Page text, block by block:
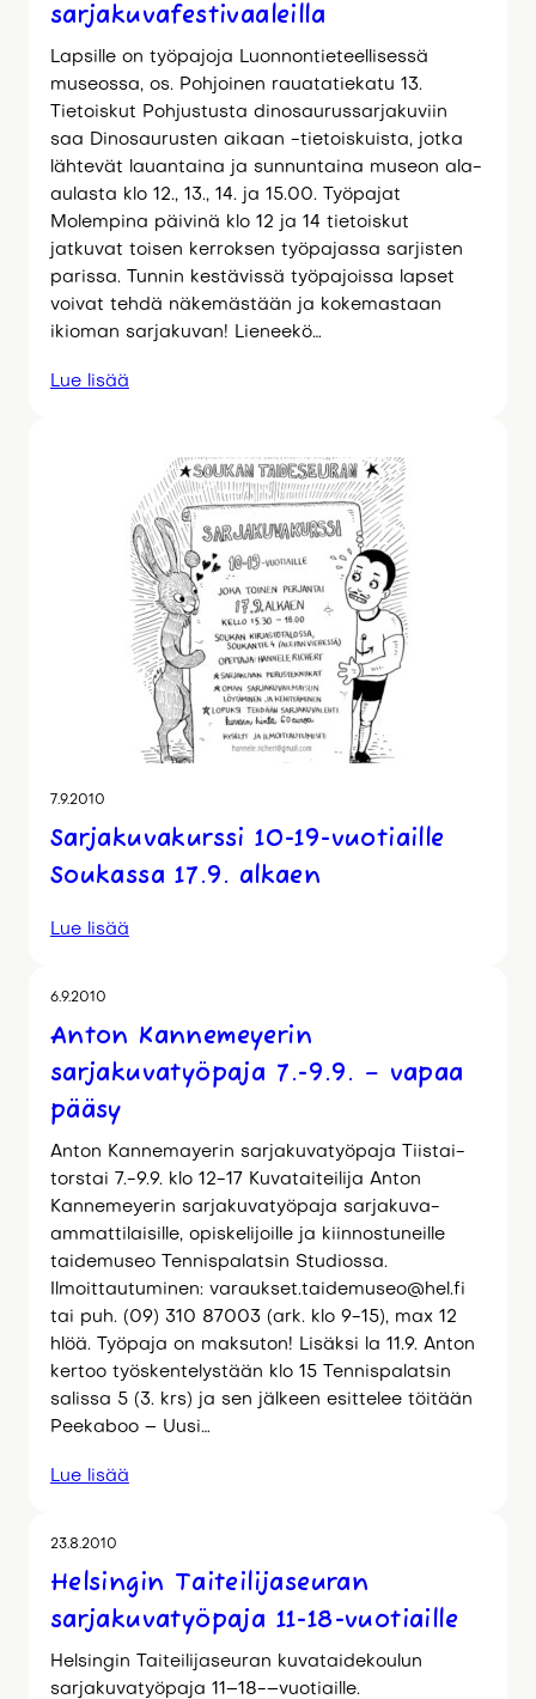
sarjakuvafestivaaleilla
Lapsille on työpajoja Luonnontieteellisessä
museossa, os. Pohjoinen rauatatiekatu 13.
Tietoiskut Pohjustusta dinosaurussarjakuviin
saa Dinosaurusten aikaan -tietoiskuista, jotka
lähtevät lauantaina ja sunnuntaina museon ala-
aulasta klo 12., 13., 14. ja 15.00. Työpajat
Molempina päivinä klo 12 ja 14 tietoiskut
jatkuvat toisen kerroksen työpajassa sarjisten
parissa. Tunnin kestävissä työpajoissa lapset
voivat tehdä näkemästään ja kokemastaan
ikioman sarjakuvan! Lieneekö…
Lue lisää
7.9.2010
Sarjakuvakurssi 10-19-vuotiaille
Soukassa 17.9. alkaen
Lue lisää
6.9.2010
Anton Kannemeyerin
sarjakuvatyöpaja 7.-9.9. – vapaa
pääsy
Anton Kannemayerin sarjakuvatyöpaja Tiistai-
torstai 7.-9.9. klo 12-17 Kuvataiteilija Anton
Kannemeyerin sarjakuvatyöpaja sarjakuva-
ammattilaisille, opiskelijoille ja kiinnostuneille
taidemuseo Tennispalatsin Studiossa.
Ilmoittautuminen: varaukset.taidemuseo@hel.fi
tai puh. (09) 310 87003 (ark. klo 9-15), max 12
hlöä. Työpaja on maksuton! Lisäksi la 11.9. Anton
kertoo työskentelystään klo 15 Tennispalatsin
salissa 5 (3. krs) ja sen jälkeen esittelee töitään
Peekaboo – Uusi…
Lue lisää
23.8.2010
Helsingin Taiteilijaseuran
sarjakuvatyöpaja 11-18-vuotiaille
Helsingin Taiteilijaseuran kuvataidekoulun
sarjakuvatyöpaja 11–18-–vuotiaille.